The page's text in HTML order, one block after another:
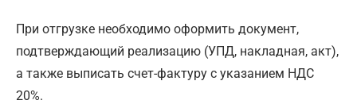
При отгрузке необходимо оформить документ,
подтверждающий реализацию (УПД, накладная, акт),
а также выписать счет-фактуру с указанием НДС
20%.